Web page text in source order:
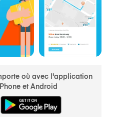
où avec l'application
et Android